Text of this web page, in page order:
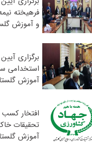
و آموزش
برگزاری
آموزش
افتخار
تحقیقات
آموزش